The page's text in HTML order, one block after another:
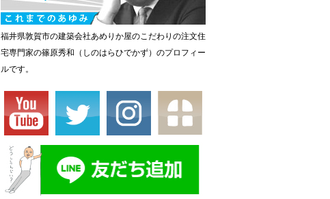
福井県敦賀市の建築会社あめりか屋のこだわりの注文住
宅専門家の篠原秀和（しのはらひでかず）のプロフィー
ルです。